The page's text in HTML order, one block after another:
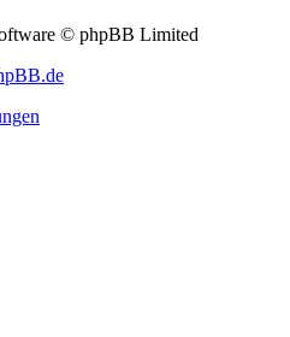
© phpBB Limited